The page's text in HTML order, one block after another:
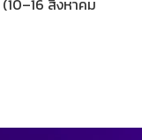
สิงหาคม